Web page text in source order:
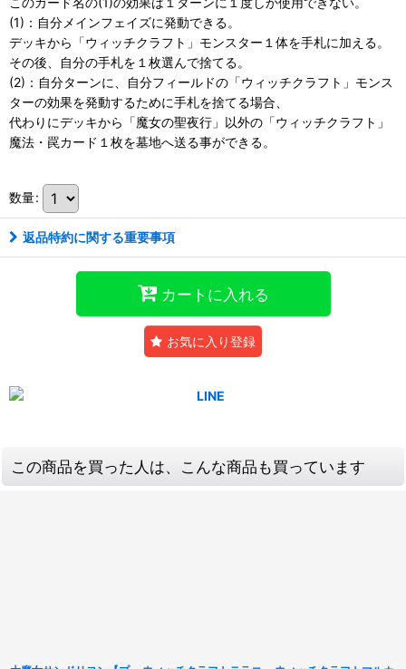
(1)：自分メインフェイズに発動できる。
デッキから「ウィッチクラフト」モンスター１体を手札に加える。
その後、自分の手札を１枚選んで捨てる。
(2)：自分ターンに、自分フィールドの「ウィッチクラフト」モンス
ターの効果を発動するために手札を捨てる場合、
代わりにデッキから「魔女の聖夜行」以外の「ウィッチクラフト」
魔法・罠カード１枚を墓地へ送る事ができる。
数量:
返品特約に関する重要事項
カートに入れる
お気に入り登録
この商品を買った人は、こんな商品も買っています